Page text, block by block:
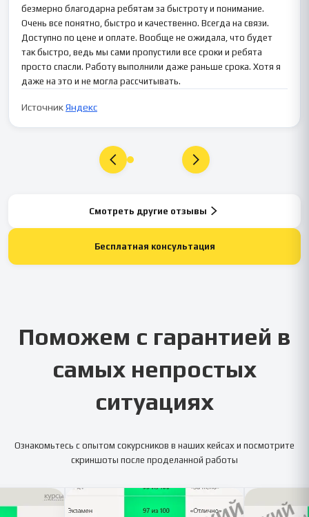
безмерно благодарна ребятам за быстроту и понимание.
Очень все понятно, быстро и качественно. Всегда на связи.
Доступно по цене и оплате. Вообще не ожидала, что будет
так быстро, ведь мы сами пропустили все сроки и ребята
просто спасли. Работу выполнили даже раньше срока. Хотя я
даже на это и не могла рассчитывать.
ИсточникЯндекс
Смотреть другие отзывы
Бесплатная консультация
Поможем с гарантией в
самых непростых
ситуациях
Ознакомьтесь с опытом сокурсников в наших кейсах и посмотрите
скриншоты после проделанной работы